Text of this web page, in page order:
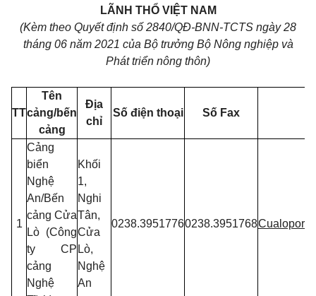
LÃNH THỔ VIỆT NAM
(Kèm theo Quyết định số 2840/QĐ-BNN-TCTS ngày28
tháng06năm 2021 của Bộ trưởng Bộ Nông nghiệp và
Phát triển nông thôn)
TT
Tên
cảng/bến
cảng
Địa
chỉ
Số điện thoại Số Fax
1
Cảng
biển
Nghệ
An/Bến
cảng Cửa
Lò (Công
ty CP
cảng
Nghệ
Khối
1,
Nghi
Tân,
Cửa
Lò,
Nghệ
An
0238.39517760238.3951768